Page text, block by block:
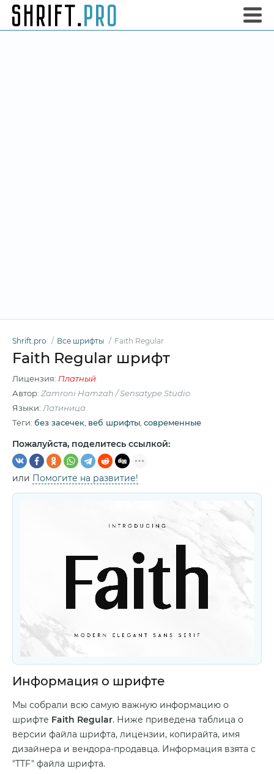
Shrift.pro Все шрифты Faith Regular
Faith Regular шрифт
Лицензия: Платный
Автор: Zamroni Hamzah / Sensatype Studio
Языки: Латиница
Теги: без засечек веб шрифты современные
Пожалуйста, поделитесь ссылкой:
или Помогите на развитие!
Информация о шрифте
Мы собрали всю самую важную информацию о
шрифте Faith Regular. Ниже приведена таблица о
версии файла шрифта, лицензии, копирайта, имя
дизайнера и вендора-продавца. Информация взята с
"TTF" файла шрифта.